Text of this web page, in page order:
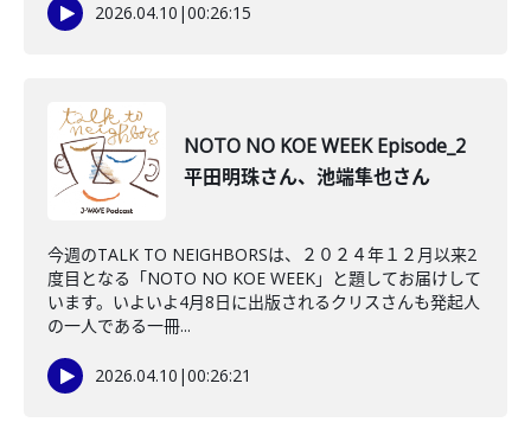
2026.04.10 |00:26:15
NOTO NO KOE WEEK Episode_2
平田明珠さん、池端隼也さん
今週のTALK TO NEIGHBORSは、２０２４年１２月以来2
度目となる「NOTO NO KOE WEEK」と題してお届けして
います。いよいよ4月8日に出版されるクリスさんも発起人
の一人である一冊...
2026.04.10 |00:26:21